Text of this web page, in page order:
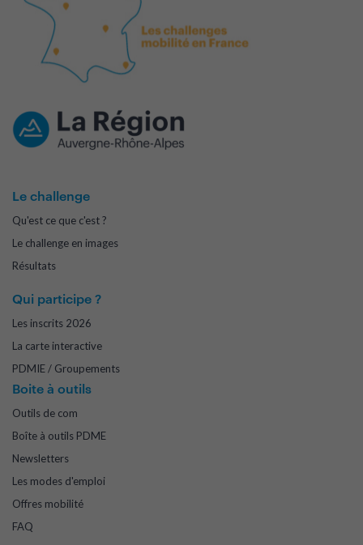
Le challenge
Qu'est ce que c'est ?
Le challenge en images
Résultats
Qui participe ?
Les inscrits 2026
La carte interactive
PDMIE / Groupements
Boite à outils
Outils de com
Boîte à outils PDME
Newsletters
Les modes d'emploi
Offres mobilité
FAQ